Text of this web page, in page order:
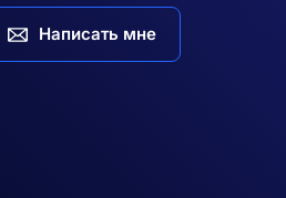
Написать мне